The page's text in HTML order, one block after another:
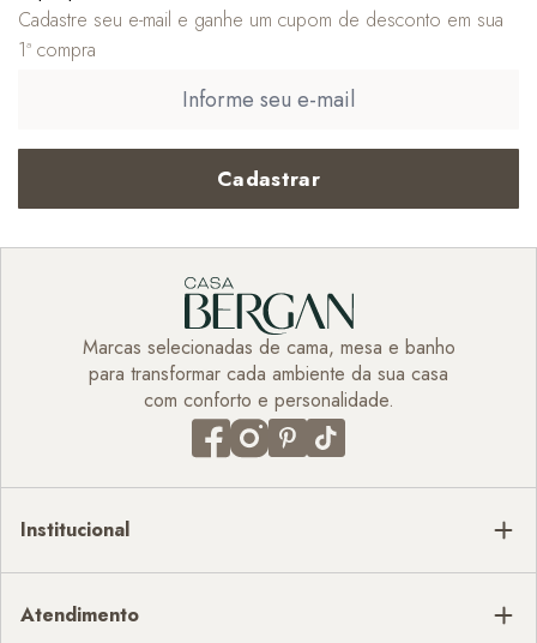
Cadastre seu e-mail e ganhe um cupom de desconto em sua
1ª compra
Cadastrar
Marcas selecionadas de cama, mesa e banho
para transformar cada ambiente da sua casa
com conforto e personalidade.
Institucional
Atendimento